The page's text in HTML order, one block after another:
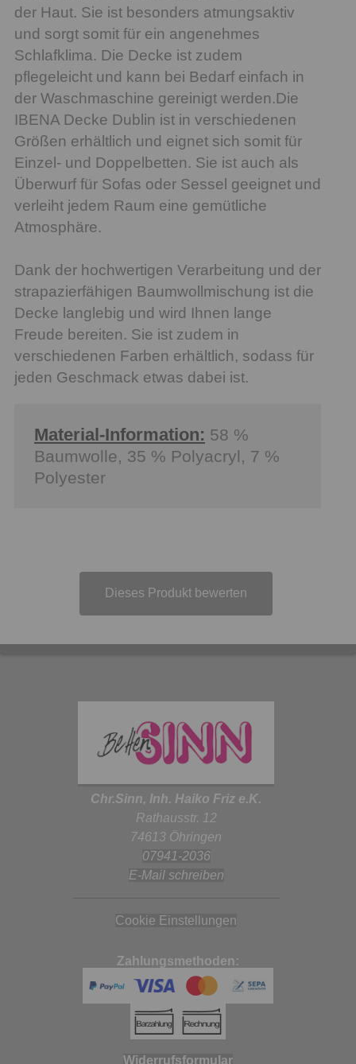
der Haut. Sie ist besonders atmungsaktiv
und sorgt somit für ein angenehmes
Schlafklima. Die Decke ist zudem
pflegeleicht und kann bei Bedarf einfach in
der Waschmaschine gereinigt werden.Die
IBENA Decke Dublin ist in verschiedenen
Größen erhältlich und eignet sich somit für
Einzel- und Doppelbetten. Sie ist auch als
Überwurf für Sofas oder Sessel geeignet und
verleiht jedem Raum eine gemütliche
Atmosphäre.
Dank der hochwertigen Verarbeitung und der
strapazierfähigen Baumwollmischung ist die
Decke langlebig und wird Ihnen lange
Freude bereiten. Sie ist zudem in
verschiedenen Farben erhältlich, sodass für
jeden Geschmack etwas dabei ist.
Material-Information: 58 %
Baumwolle, 35 % Polyacryl, 7 %
Polyester
Dieses Produkt bewerten
Chr.Sinn, Inh. Haiko Friz e.K.
Rathausstr. 12
74613 Öhringen
07941-2036
E-Mail schreiben
Cookie Einstellungen
Zahlungsmethoden:
Widerrufsformular